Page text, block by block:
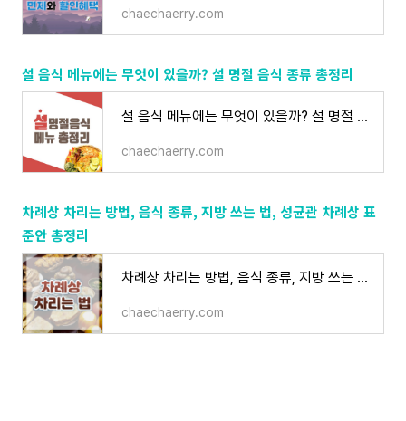
chaechaerry.com
설 음식 메뉴에는 무엇이 있을까? 설 명절 음식 종류 총정리
설 음식 메뉴에는 무엇이 있을까? 설 명절 음식 종류 총정리
chaechaerry.com
차례상 차리는 방법, 음식 종류, 지방 쓰는 법, 성균관 차례상 표
준안 총정리
차례상 차리는 방법, 음식 종류, 지방 쓰는 법, 성균관 차례상 표준안 총정리
chaechaerry.com